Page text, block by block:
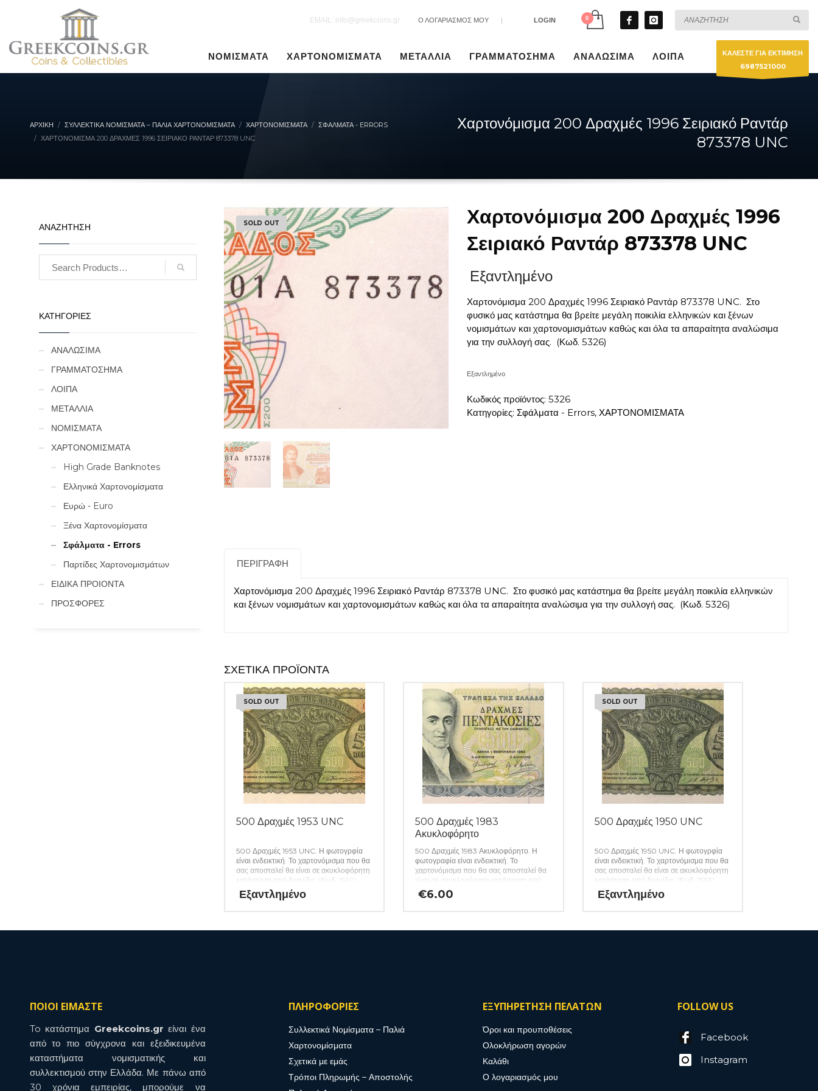
EMAIL: info@greekcoins.gr Ο ΛΟΓΑΡΙΑΣΜΟΣ ΜΟΥ | LOGIN
ΝΟΜΙΣΜΑΤΑ ΧΑΡΤΟΝΟΜΙΣΜΑΤΑ ΜΕΤΑΛΛΙΑ ΓΡΑΜΜΑΤΟΣΗΜΑ ΑΝΑΛΩΣΙΜΑ ΛΟΙΠΑ
ΚΑΛΕΣΤΕ ΓΙΑ ΕΚΤΙΜΗΣΗ
6987521000
ΑΡΧΙΚΉ ΣΥΛΛΕΚΤΙΚΆ ΝΟΜΊΣΜΑΤΑ – ΠΑΛΙΆ ΧΑΡΤΟΝΟΜΊΣΜΑΤΑ ΧΑΡΤΟΝΟΜΙΣΜΑΤΑ
ΣΦΆΛΜΑΤΑ - ERRORS
ΧΑΡΤΟΝΌΜΙΣΜΑ 200 ΔΡΑΧΜΈΣ 1996 ΣΕΙΡΙΑΚΌ ΡΑΝΤΆΡ 873378 UNC
Χαρτονόμισμα 200 Δραχμές 1996 Σειριακό Ραντάρ
873378 UNC
SOLD OUT
Χαρτονόμισμα 200 Δραχμές 1996
Σειριακό Ραντάρ 873378 UNC
Εξαντλημένο
Χαρτονόμισμα 200 Δραχμές 1996 Σειριακό Ραντάρ 873378 UNC. Στο
φυσικό μας κατάστημα θα βρείτε μεγάλη ποικιλία ελληνικών και ξένων
νομισμάτων και χαρτονομισμάτων καθώς και όλα τα απαραίτητα αναλώσιμα
για την συλλογή σας. (Κωδ. 5326)
Εξαντλημένο
Κωδικός προϊόντος: 5326
Κατηγορίες: Σφάλματα - Errors, ΧΑΡΤΟΝΟΜΙΣΜΑΤΑ
ΠΕΡΙΓΡΑΦΉ
Χαρτονόμισμα 200 Δραχμές 1996 Σειριακό Ραντάρ 873378 UNC. Στο φυσικό μας κατάστημα θα βρείτε μεγάλη ποικιλία ελληνικών
και ξένων νομισμάτων και χαρτονομισμάτων καθώς και όλα τα απαραίτητα αναλώσιμα για την συλλογή σας. (Κωδ. 5326)
ΣΧΕΤΙΚΆ ΠΡΟΪΌΝΤΑ
SOLD OUT
500 Δραχμές 1953 UNC
500 Δραχμές 1953 UNC. Η φωτογρφία
είναι ενδεικτική. Το χαρτονόμισμα που θα
σας αποσταλεί θα είναι σε ακυκλοφόρητη
κατάσταση από δεσμίδα. (Κωδ. 1560)
Εξαντλημένο
500 Δραχμές 1983
Ακυκλοφόρητο
500 Δραχμές 1983 Ακυκλοφόρητο. Η
φωτογραφία είναι ενδεικτική. Το
χαρτονόμισμα που θα σας αποσταλεί θα
είναι σε ακυκλοφόρητη κατάσταση από
δεσμίδα. (Κωδ. 1547)
€6.00
SOLD OUT
500 Δραχμές 1950 UNC
500 Δραχμές 1950 UNC. Η φωτογρφία
είναι ενδεικτική. Το χαρτονόμισμα που θα
σας αποσταλεί θα είναι σε ακυκλοφόρητη
κατάσταση από δεσμίδα. (Κωδ. 1563)
Εξαντλημένο
ΑΝΑΖΗΤΗΣΗ
ΚΑΤΗΓΟΡΙΕΣ
ΑΝΑΛΩΣΙΜΑ
ΓΡΑΜΜΑΤΟΣΗΜΑ
ΛΟΙΠΑ
ΜΕΤΑΛΛΙΑ
ΝΟΜΙΣΜΑΤΑ
ΧΑΡΤΟΝΟΜΙΣΜΑΤΑ
High Grade Banknotes
Ελληνικά Χαρτονομίσματα
Ευρώ - Euro
Ξένα Χαρτονομίσματα
Σφάλματα - Errors
Παρτίδες Χαρτονομισμάτων
ΕΙΔΙΚΑ ΠΡΟΙΟΝΤΑ
ΠΡΟΣΦΟΡΕΣ
ΠΟΙΟΙ ΕΙΜΑΣΤΕ
To κατάστημα Greekcoins.gr είναι ένα
από το πιο σύγχρονα και εξειδικευμένα
καταστήματα νομισματικής και
συλλεκτισμού στην Ελλάδα. Με πάνω από
30 χρόνια εμπειρίας, μπορούμε να
ΠΛΗΡΟΦΟΡΙΕΣ
Συλλεκτικά Νομίσματα – Παλιά
Χαρτονομίσματα
Σχετικά με εμάς
Τρόποι Πληρωμής – Αποστολής
ΕΞΥΠΗΡΕΤΗΣΗ ΠΕΛΑΤΩΝ
Όροι και προυποθέσεις
Ολοκλήρωση αγορών
Καλάθι
Ο λογαριασμός μου
FOLLOW US
Facebook
Instagram